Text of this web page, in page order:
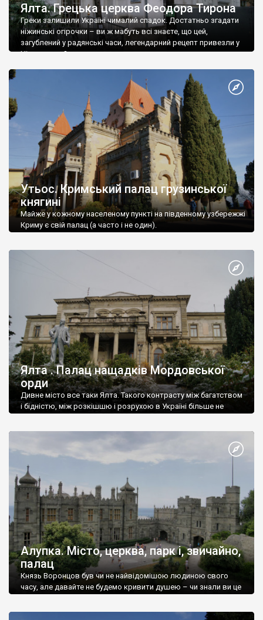
Ялта. Грецька церква Феодора Тирона
Греки залишили Україні чималий спадок. Достатньо згадати
ніжинські огірочки – ви ж мабуть всі знаєте, що цей,
загублений у радянські часи, легендарний рецепт привезли у
Ніжин греки?
Утьос. Кримський палац грузинської
княгині
Майже у кожному населеному пункті на південному узбережжі
Криму є свій палац (а часто і не один).
Ялта . Палац нащадків Мордовської
орди
Дивне місто все таки Ялта. Такого контрасту між багатством
і бідністю, між розкішшю і розрухою в Україні більше не
Алупка. Місто, церква, парк і, звичайно,
палац
Князь Воронцов був чи не найвідомішою людиною свого
часу, але давайте не будемо кривити душею – чи знали ви це